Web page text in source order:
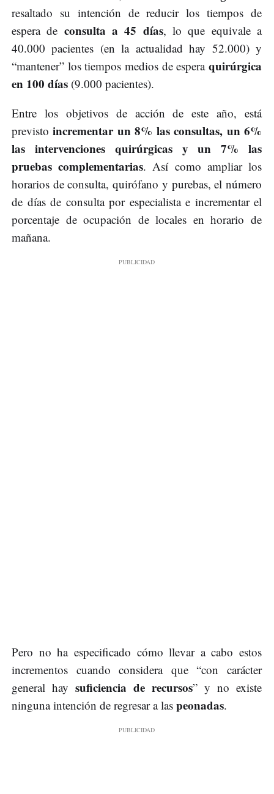
resaltado su intención de reducir los tiempos de
espera de consulta a 45 días, lo que equivale a
40.000 pacientes (en la actualidad hay 52.000) y
“mantener” los tiempos medios de espera quirúrgica
en 100 días (9.000 pacientes).
Entre los objetivos de acción de este año, está
previstoincrementar un 8% las consultas, un 6%
las intervenciones quirúrgicas y un 7% las
pruebas complementarias. Así como ampliar los
horarios de consulta, quirófano y purebas, el número
de días de consulta por especialista e incrementar el
porcentaje de ocupación de locales en horario de
mañana.
Pero no ha especificado cómo llevar a cabo estos
incrementos cuando considera que “con carácter
general hay suficiencia de recursos” y no existe
ninguna intención de regresar a las peonadas.